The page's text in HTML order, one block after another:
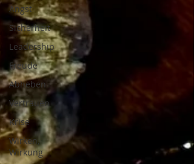
Angst
Sicherheit
Leadership
Freude
Abheben
Vertrauen
Krise
Wirken,
Wirkung